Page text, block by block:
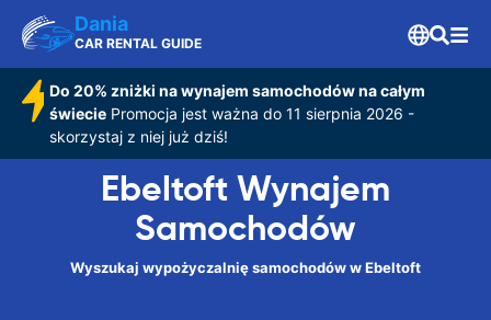
Dania
CAR RENTAL GUIDE
Do 20% zniżki na wynajem samochodów na całym
świeciePromocja jest ważna do 11 sierpnia 2026 -
skorzystaj z niej już dziś!
Ebeltoft Wynajem
Samochodów
Wyszukaj wypożyczalnię samochodów w Ebeltoft